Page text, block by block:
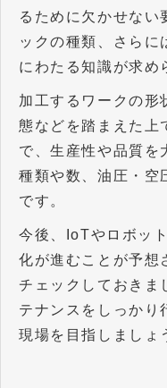
るために欠かせない
ックの種類、さらに
にわたる知識が求め
加工するワークの形
態などを踏まえた上
で、生産性や品質を
種類や数、油圧・空
です。
今後、 IoTやロボッ
化が進むことが予想
チェックしておきま
テナンスをしっかり
現場を目指しましょ